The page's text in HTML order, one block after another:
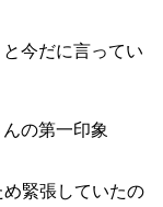
今だに言ってい
の第一印象
緊張していたの